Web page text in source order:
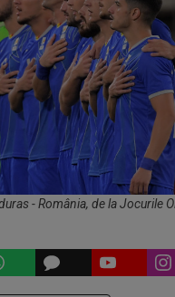
- România, de la Jocurile